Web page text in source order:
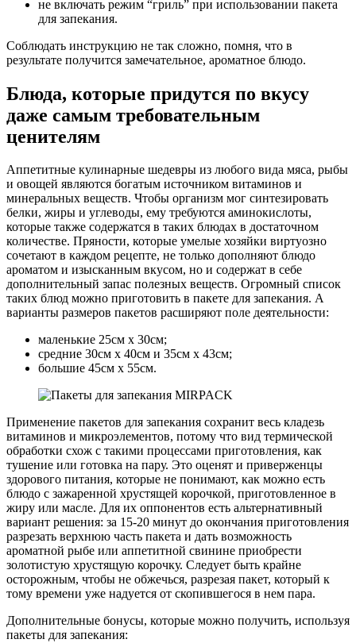
не включать режим “гриль” при использовании пакета
для запекания.
Соблюдать инструкцию не так сложно, помня, что в
результате получится замечательное, ароматное блюдо.
Блюда, которые придутся по вкусу
даже самым требовательным
ценителям
Аппетитные кулинарные шедевры из любого вида мяса, рыбы
и овощей являются богатым источником витаминов и
минеральных веществ. Чтобы организм мог синтезировать
белки, жиры и углеводы, ему требуются аминокислоты,
которые также содержатся в таких блюдах в достаточном
количестве. Пряности, которые умелые хозяйки виртуозно
сочетают в каждом рецепте, не только дополняют блюдо
ароматом и изысканным вкусом, но и содержат в себе
дополнительный запас полезных веществ. Огромный список
таких блюд можно приготовить в пакете для запекания. А
варианты размеров пакетов расширяют поле деятельности:
маленькие 25см х 30см;
средние 30см х 40см и 35см х 43см;
большие 45см х 55см.
Применение пакетов для запекания сохранит весь кладезь
витаминов и микроэлементов, потому что вид термической
обработки схож с такими процессами приготовления, как
тушение или готовка на пару. Это оценят и приверженцы
здорового питания, которые не понимают, как можно есть
блюдо с зажаренной хрустящей корочкой, приготовленное в
жиру или масле. Для их оппонентов есть альтернативный
вариант решения: за 15-20 минут до окончания приготовления
разрезать верхнюю часть пакета и дать возможность
ароматной рыбе или аппетитной свинине приобрести
золотистую хрустящую корочку. Следует быть крайне
осторожным, чтобы не обжечься, разрезая пакет, который к
тому времени уже надуется от скопившегося в нем пара.
Дополнительные бонусы, которые можно получить, используя
пакеты для запекания: